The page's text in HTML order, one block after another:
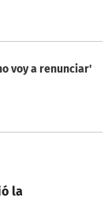
voy a renunciar'
la